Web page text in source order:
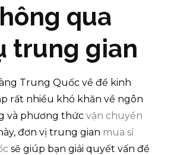
qua
trung gian
Trung Quốc về để kinh
rất nhiều khó khăn về ngôn
và phương thứcvận chuyển
đơn vị trung gian mua sỉ
sẽ giúp bạn giải quyết vấn đề